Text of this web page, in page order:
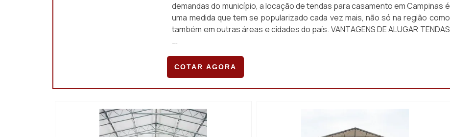
demandas do município, a locação de tendas para casamento em Campinas é
uma medida que tem se popularizado cada vez mais, não só na região como
também em outras áreas e cidades do país. VANTAGENS DE ALUGAR TENDAS
...
COTAR AGORA